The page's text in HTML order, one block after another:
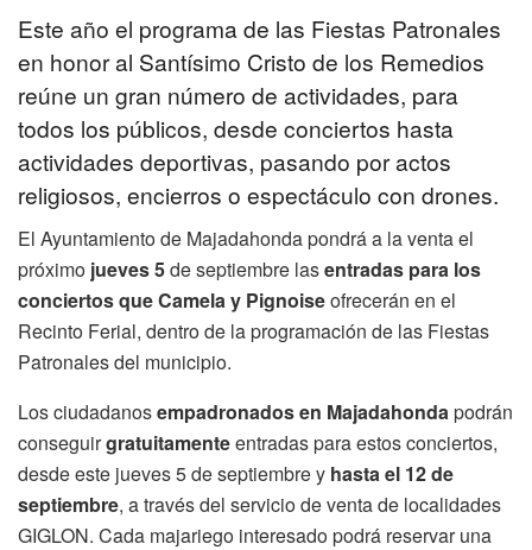
Este año el programa de las Fiestas Patronales
en honor al Santísimo Cristo de los Remedios
reúne un gran número de actividades, para
todos los públicos, desde conciertos hasta
actividades deportivas, pasando por actos
religiosos, encierros o espectáculo con drones.
El Ayuntamiento de Majadahonda pondrá a la venta el
próximo jueves 5de septiembre lasentradas para los
conciertos que Camela y Pignoiseofrecerán en el
Recinto Ferial, dentro de la programación de las Fiestas
Patronales del municipio.
Los ciudadanosempadronados en Majadahondapodrán
conseguirgratuitamenteentradas para estos conciertos,
desde este jueves 5 de septiembre y hasta el 12 de
septiembre, a través del servicio de venta de localidades
GIGLON. Cada majariego interesado podrá reservar una